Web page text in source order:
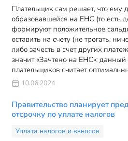
Плательщик сам решает, что ему
образовавшейся на ЕНС (то есть
формируют положительное
оставить на счету (не трогать,
либо зачесть в счет других
значит «Зачтено на ЕНС»:
плательщиков считает
10.06.2024
Правительство планирует
отсрочку по уплате налогов
Уплата налогов и взносов